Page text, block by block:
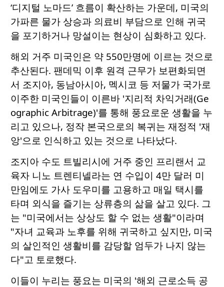
‘디지털 노마드’ 흐름이 확산하는 가운데, 미국의
가파른 물가 상승과 의료비 부담으로 인해 귀국
을 포기하거나 망설이는 현상이 심화하고 있다.
해외 거주 미국인은 약 550만명에 이르는 것으로
추산된다. 팬데믹 이후 원격 근무가 보편화되면
서 조지아, 동남아시아, 멕시코 등 저물가 국가로
이주한 미국인들이 이른바 '지리적 차익거래(Ge
ographic Arbitrage)'를 통해 풍요로운 생활을 누
리고 있으나, 정작 본국으로의 복귀는 재정적 '재
앙'으로 인식하고 있는 것으로 나타났다.
조지아 수도 트빌리시에 거주 중인 프리랜서 교
육자 니노 트렌티넬라는 연 수입이 4만 달러 미
만임에도 가사 도우미를 고용하고 매일 택시를
타며 외식을 즐기는 상류층의 삶을 살고 있다. 그
는 "미국에서는 상상도 할 수 없는 생활"이라며
"자녀 교육과 노후를 위해 귀국하고 싶지만, 미국
의 살인적인 생활비를 감당할 엄두가 나지 않는
다"고 토로했다.
이들이 누리는 풍요는 미국의 '해외 근로소득 공